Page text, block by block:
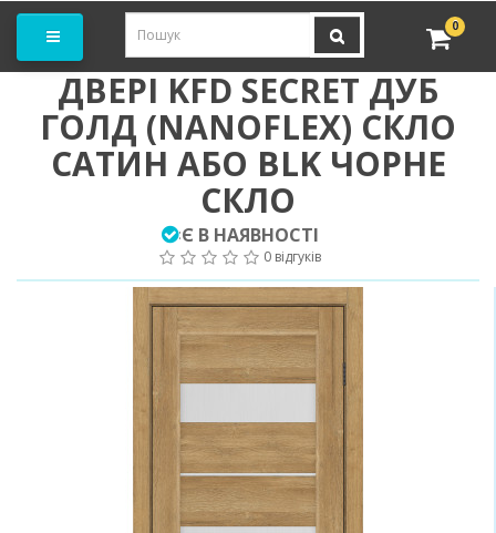
0
ДВЕРІ KFD SECRET ДУБ
ГОЛД (NANOFLEX) СКЛО
САТИН АБО BLK ЧОРНЕ
СКЛО
:Є В НАЯВНОСТІ
0 відгуків